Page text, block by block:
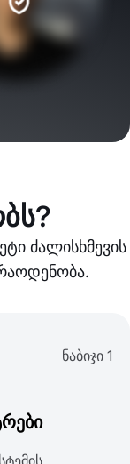
ძალისხმევის
ნაბიჯი 1